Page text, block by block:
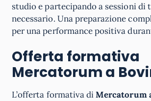
studio e partecipando a sessioni di
necessario. Una preparazione
per una performance positiva
Offerta formativa
Mercatorum a
L’offerta formativa diMercatorum